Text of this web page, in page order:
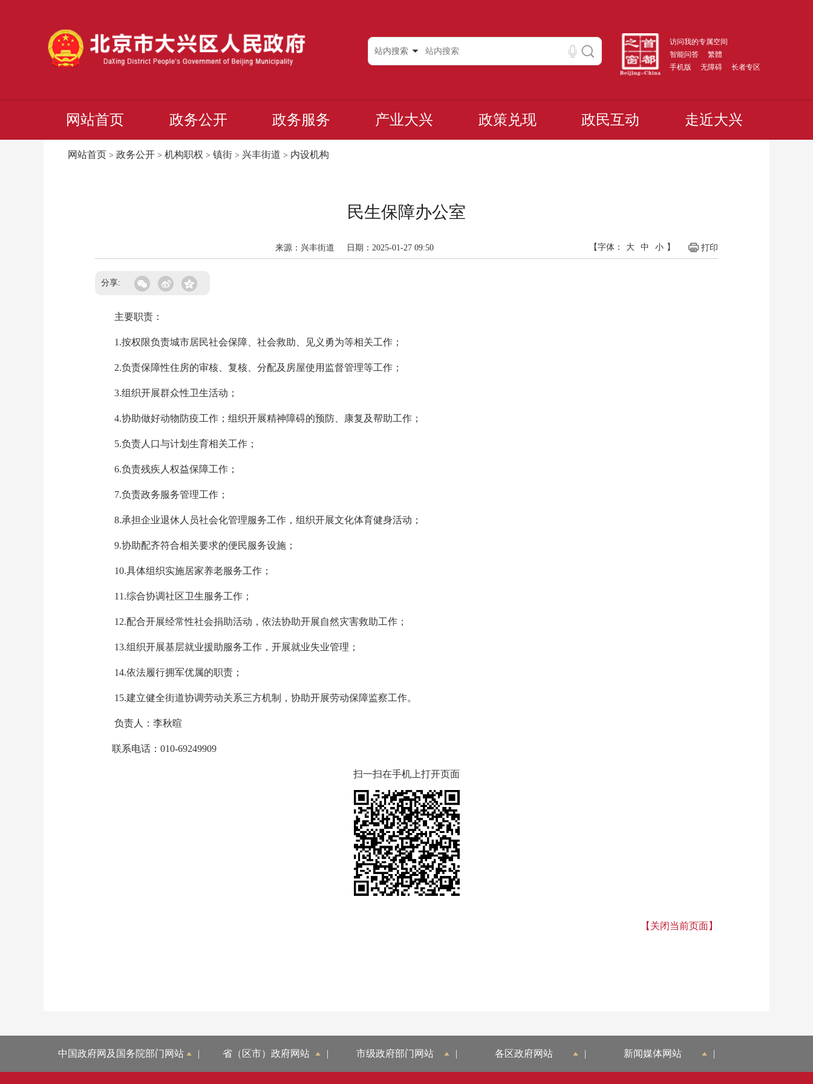
访问我的专属空间
智能问答
繁體
手机版
无障碍 长者专区
站内搜索
网站首页 政务公开 政务服务 产业大兴 政策兑现 政民互动 走近大兴
网站首页 > 政务公开 > 机构职权 > 镇街 > 兴丰街道 > 内设机构
民生保障办公室
来源：兴丰街道 日期：2025-01-27 09:50 打印
【字体： 大 中 小 】
分享:
主要职责：
1.按权限负责城市居民社会保障、社会救助、见义勇为等相关工作；
2.负责保障性住房的审核、复核、分配及房屋使用监督管理等工作；
3.组织开展群众性卫生活动；
4.协助做好动物防疫工作；组织开展精神障碍的预防、康复及帮助工作；
5.负责人口与计划生育相关工作；
6.负责残疾人权益保障工作；
7.负责政务服务管理工作；
8.承担企业退休人员社会化管理服务工作，组织开展文化体育健身活动；
9.协助配齐符合相关要求的便民服务设施；
10.具体组织实施居家养老服务工作；
11.综合协调社区卫生服务工作；
12.配合开展经常性社会捐助活动，依法协助开展自然灾害救助工作；
13.组织开展基层就业援助服务工作，开展就业失业管理；
14.依法履行拥军优属的职责；
15.建立健全街道协调劳动关系三方机制，协助开展劳动保障监察工作。
负责人：李秋暄
联系电话：010-69249909
扫一扫在手机上打开页面
【关闭当前页面】
中国政府网及国务院部门网站 | 省（区市）政府网站 | 市级政府部门网站 | 各区政府网站 | 新闻媒体网站 |